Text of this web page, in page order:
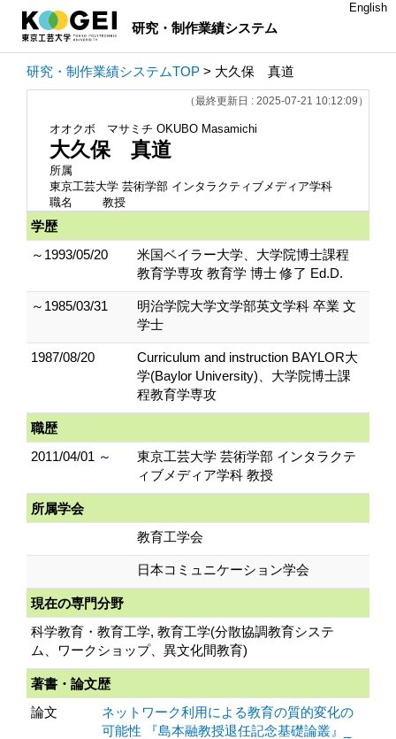
研究・制作業績システム
English
研究・制作業績システムTOP > 大久保 真道
（最終更新日 : 2025-07-21 10:12:09）
オオクボ マサミチ OKUBO Masamichi
大久保 真道
所属
東京工芸大学 芸術学部 インタラクティブメディア学科
職名
教授
学歴
～1993/05/20
米国ベイラー大学、大学院博士課程
教育学専攻 教育学 博士 修了 Ed.D.
～1985/03/31
明治学院大学文学部英文学科 卒業 文
学士
1987/08/20
Curriculum and instruction BAYLOR大
学(Baylor University)、大学院博士課
程教育学専攻
職歴
2011/04/01 ～
東京工芸大学 芸術学部 インタラクテ
ィブメディア学科 教授
所属学会
教育工学会
日本コミュニケーション学会
現在の専門分野
科学教育・教育工学, 教育工学(分散協調教育システ
ム、ワークショップ、異文化間教育)
著書・論文歴
論文
ネットワーク利用による教育の質的変化の
可能性 『島本融教授退任記念基礎論叢』_